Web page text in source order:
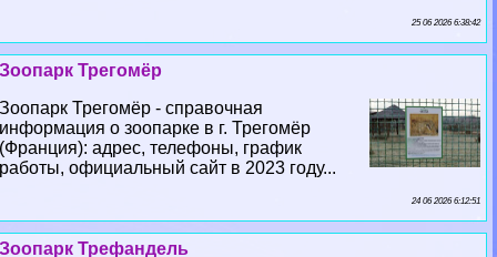
25 06 2026 6:38:42
Зоопарк Трегомёр
Зоопарк Трегомёр - справочная
информация о зоопарке в г. Трегомёр
(Франция): адрес, телефоны, график
работы, официальный сайт в 2023 году...
24 06 2026 6:12:51
Зоопарк Трефандель